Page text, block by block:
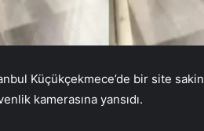
Küçükçekmece’de bir site
kamerasına yansıdı.